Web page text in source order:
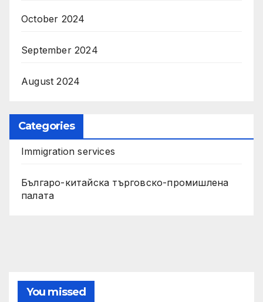
October 2024
September 2024
August 2024
Categories
Immigration services
Българо-китайска търговско-промишлена
палата
You missed